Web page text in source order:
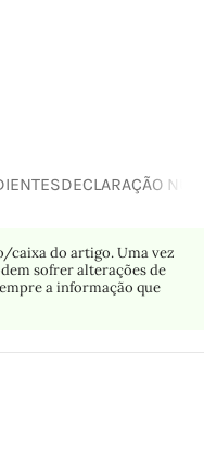
DECLARAÇÃO
do artigo. Uma vez
sofrer alterações de
a informação que